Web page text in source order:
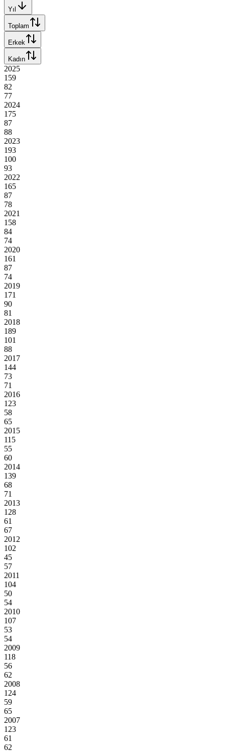
Yıl
Toplam
Erkek
Kadın
2025
159
82
77
2024
175
87
88
2023
193
100
93
2022
165
87
78
2021
158
84
74
2020
161
87
74
2019
171
90
81
2018
189
101
88
2017
144
73
71
2016
123
58
65
2015
115
55
60
2014
139
68
71
2013
128
61
67
2012
102
45
57
2011
104
50
54
2010
107
53
54
2009
118
56
62
2008
124
59
65
2007
123
61
62